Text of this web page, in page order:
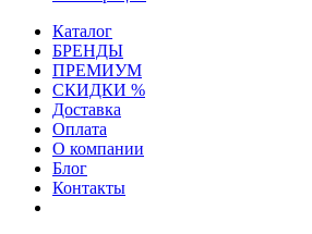
Каталог
БРЕНДЫ
ПРЕМИУМ
СКИДКИ %
Доставка
Оплата
О компании
Блог
Контакты